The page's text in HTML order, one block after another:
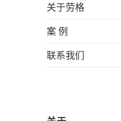
关于劳格
案 例
联系我们